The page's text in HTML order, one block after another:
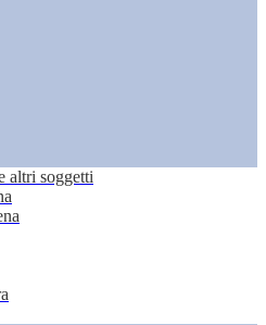
altri soggetti